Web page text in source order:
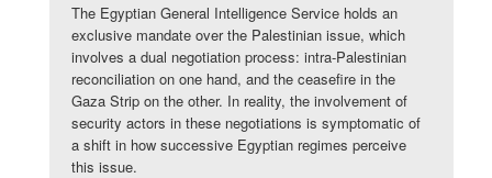
The Egyptian General Intelligence Service holds an
exclusive mandate over the Palestinian issue, which
involves a dual negotiation process: intra-Palestinian
reconciliation on one hand, and the ceasefire in the
Gaza Strip on the other. In reality, the involvement of
security actors in these negotiations is symptomatic of
a shift in how successive Egyptian regimes perceive
this issue.